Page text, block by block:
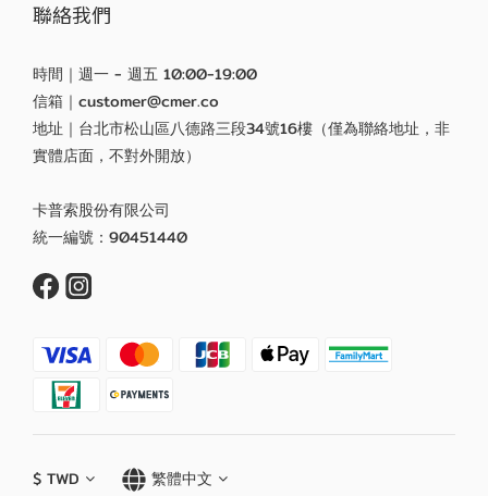
聯絡我們
時間｜週一 - 週五 10:00-19:00
信箱｜customer@cmer.co
地址｜台北市松山區八德路三段34號16樓（僅為聯絡地址，非
實體店面，不對外開放）
卡普索股份有限公司
統一編號：90451440
$ TWD 繁體中文